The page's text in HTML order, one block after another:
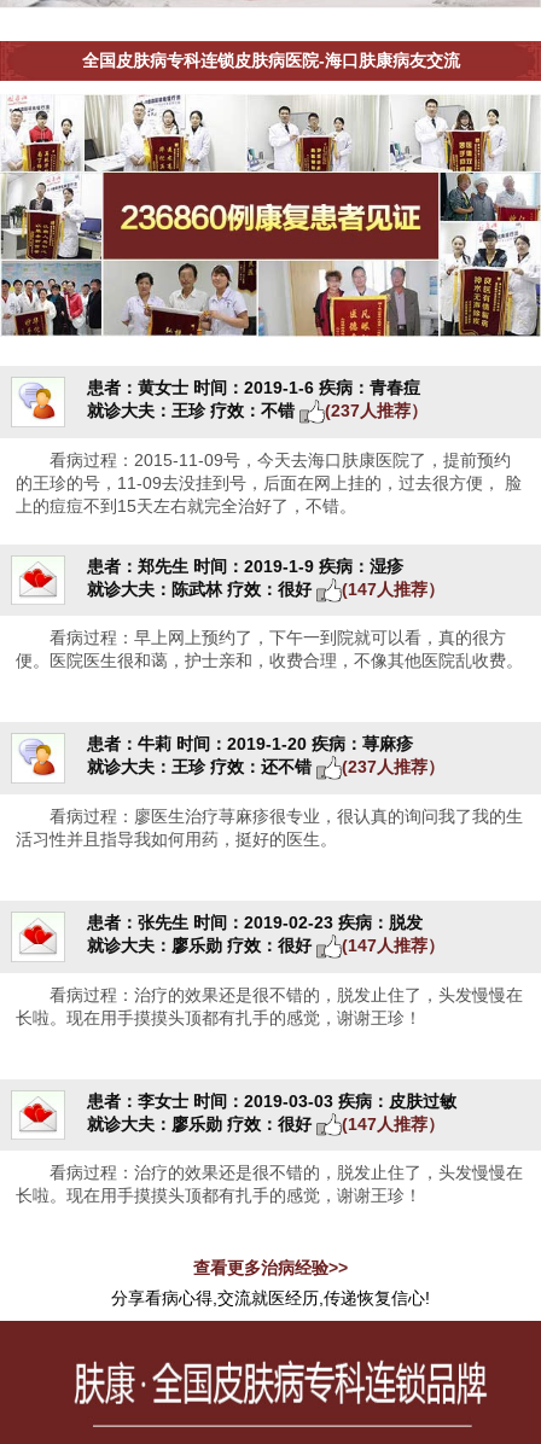
全国皮肤病专科连锁皮肤病医院-海口肤康病友交流
患者：黄女士 时间：2019-1-6 疾病：青春痘
就诊大夫：王珍 疗效：不错 (237人推荐）
看病过程：2015-11-09号，今天去海口肤康医院了，提前预约
的王珍的号，11-09去没挂到号，后面在网上挂的，过去很方便， 脸
上的痘痘不到15天左右就完全治好了，不错。
患者：郑先生 时间：2019-1-9 疾病：湿疹
就诊大夫：陈武林 疗效：很好 (147人推荐）
看病过程：早上网上预约了，下午一到院就可以看，真的很方
便。医院医生很和蔼，护士亲和，收费合理，不像其他医院乱收费。
患者：牛莉 时间：2019-1-20 疾病：荨麻疹
就诊大夫：王珍 疗效：还不错 (237人推荐）
看病过程：廖医生治疗荨麻疹很专业，很认真的询问我了我的生
活习性并且指导我如何用药，挺好的医生。
患者：张先生 时间：2019-02-23 疾病：脱发
就诊大夫：廖乐勋 疗效：很好 (147人推荐）
看病过程：治疗的效果还是很不错的，脱发止住了，头发慢慢在
长啦。现在用手摸摸头顶都有扎手的感觉，谢谢王珍！
患者：李女士 时间：2019-03-03 疾病：皮肤过敏
就诊大夫：廖乐勋 疗效：很好 (147人推荐）
看病过程：治疗的效果还是很不错的，脱发止住了，头发慢慢在
长啦。现在用手摸摸头顶都有扎手的感觉，谢谢王珍！
查看更多治病经验>>
分享看病心得,交流就医经历,传递恢复信心!